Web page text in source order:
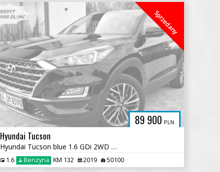
89 900 PLN
Sprzedany
Hyundai Tucson
Hyundai Tucson blue 1.6 GDi 2WD Navi
1.6 Benzyna KM 132 2019 50100